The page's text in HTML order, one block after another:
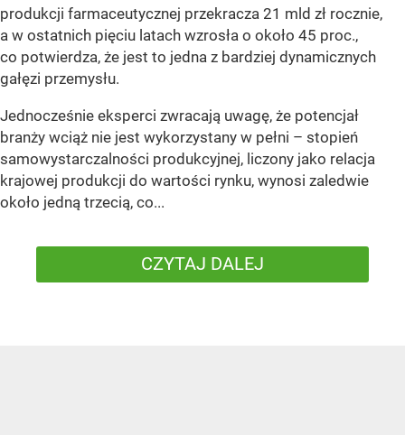
produkcji farmaceutycznej przekracza 21 mld zł rocznie,
a w ostatnich pięciu latach wzrosła o około 45 proc.,
co potwierdza, że jest to jedna z bardziej dynamicznych
gałęzi przemysłu.
Jednocześnie eksperci zwracają uwagę, że potencjał
branży wciąż nie jest wykorzystany w pełni – stopień
samowystarczalności produkcyjnej, liczony jako relacja
krajowej produkcji do wartości rynku, wynosi zaledwie
około jedną trzecią, co...
CZYTAJ DALEJ